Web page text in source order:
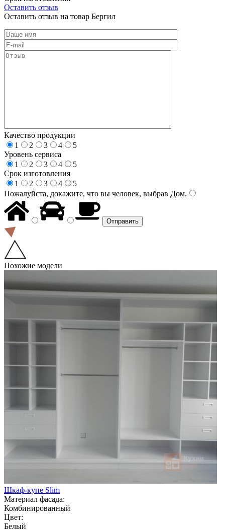
Оставить отзыв
Оставить отзыв на товар Бергил
Качество продукции
1
2 3 4
5
Уровень сервиса
1
2 3 4
5
Срок изготовления
1
2 3 4
5
Пожалуйста, докажите, что вы человек, выбрав Дом.
Похожие модели
Шкаф-купе Slim
Материал фасада:
Комбинированный
Цвет:
Белый